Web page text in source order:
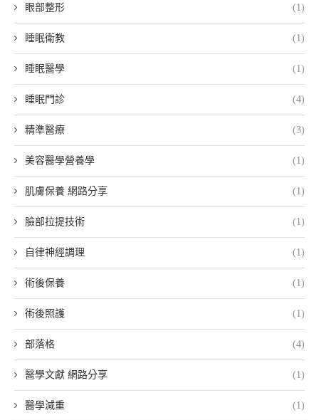
眼部整形 (1)
睡眠衛教 (1)
睡眠醫學 (1)
睡眠門診 (4)
精準醫療 (3)
美容醫學營養學 (1)
肌膚保養 網路分享 (1)
臉部拉提技術 (1)
自律神經調理 (1)
術後保養 (1)
術後照護 (1)
部落格 (4)
醫學文獻 網路分享 (1)
醫學減重 (1)